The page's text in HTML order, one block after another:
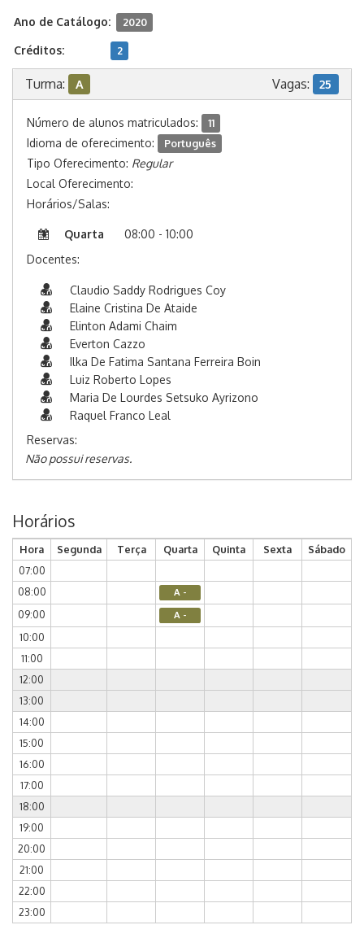
Ano de Catálogo: 2020
Créditos: 2
Turma: A Vagas: 25
Número de alunos matriculados: 11
Idioma de oferecimento: Português
Tipo Oferecimento: Regular
Local Oferecimento:
Horários/Salas:
Quarta
08:00 - 10:00
Docentes:
Claudio Saddy Rodrigues Coy
Elaine Cristina De Ataide
Elinton Adami Chaim
Everton Cazzo
Ilka De Fatima Santana Ferreira Boin
Luiz Roberto Lopes
Maria De Lourdes Setsuko Ayrizono
Raquel Franco Leal
Reservas:
Não possui reservas.
Horários
Hora Segunda Terça Quarta Quinta Sexta
Sábado
07:00
08:00
A -
09:00 A -
10:00
11:00
12:00
13:00
14:00
15:00
16:00
17:00
18:00
19:00
20:00
21:00
22:00
23:00